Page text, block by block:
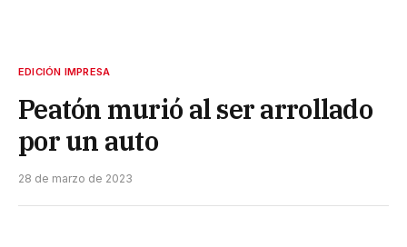
EDICIÓN IMPRESA
Peatón murió al ser arrollado
por un auto
28 de marzo de 2023